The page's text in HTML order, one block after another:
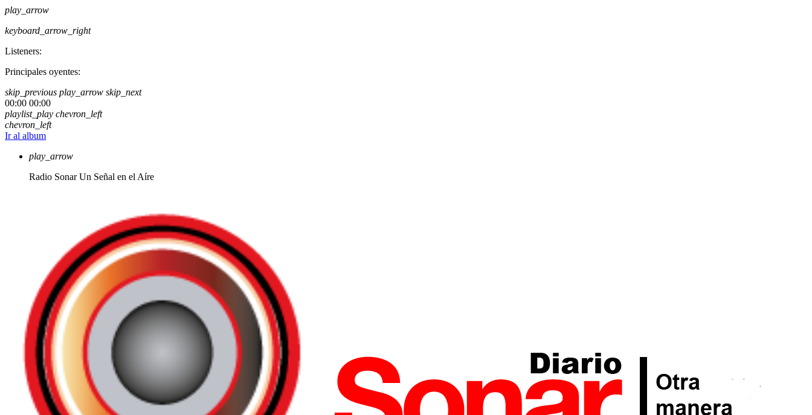
play_arrow
keyboard_arrow_right
Listeners:
Principales oyentes:
skip_previous play_arrow skip_next
00:00 00:00
playlist_play chevron_left
chevron_left
Ir al album
play_arrow
Radio Sonar Un Señal en el Aíre